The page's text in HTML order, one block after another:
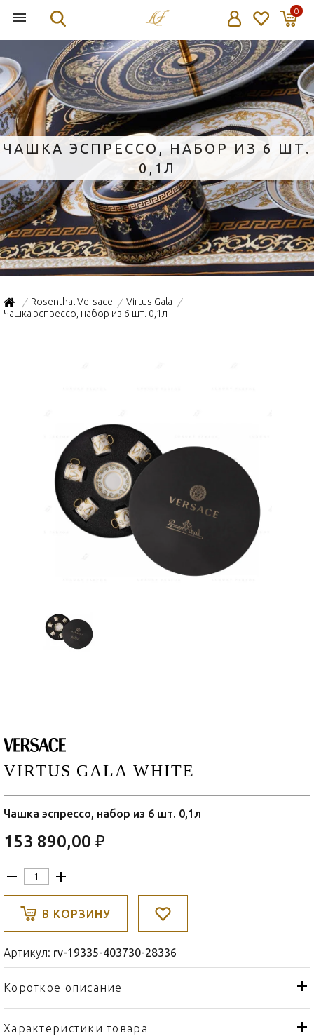
0
ЧАШКА ЭСПРЕССО, НАБОР ИЗ 6 ШТ.
0,1Л
/ Rosenthal Versace / Virtus Gala /
Чашка эспрессо, набор из 6 шт. 0,1л
VIRTUS GALA WHITE
Чашка эспрессо, набор из 6 шт. 0,1л
153 890,00 ₽
В КОРЗИНУ
Артикул: rv-19335-403730-28336
Короткое описание
Характеристики товара